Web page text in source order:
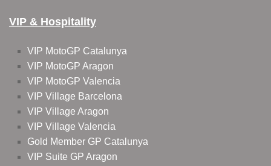
VIP & Hospitality
VIP MotoGP Catalunya
VIP MotoGP Aragon
VIP MotoGP Valencia
VIP Village Barcelona
VIP Village Aragon
VIP Village Valencia
Gold Member GP Catalunya
VIP Suite GP Aragon